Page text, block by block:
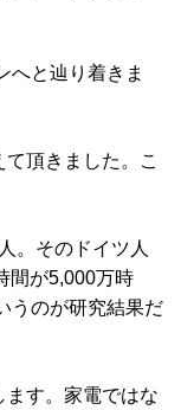
と辿り着きま
頂きました。こ
。そのドイツ人
間が5,000万時
うのが研究結果だ
す。家電ではな